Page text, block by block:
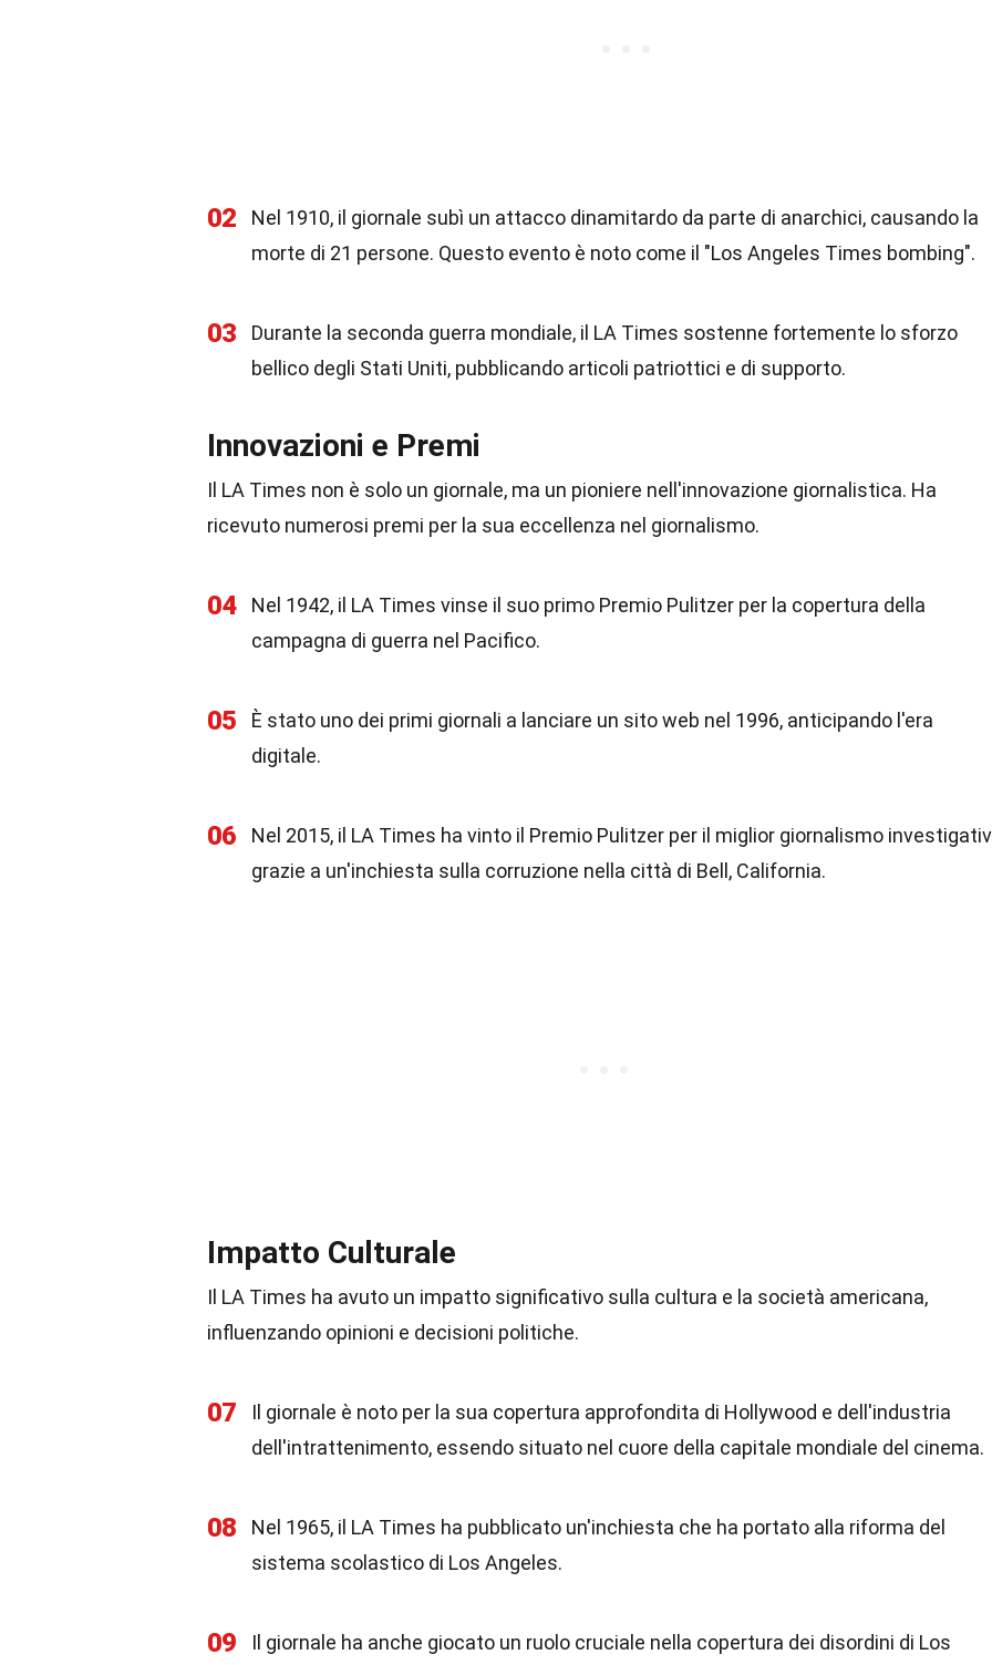
02
Nel 1910, il giornale subì un attacco dinamitardo da parte di anarchici, causando la
morte di 21 persone. Questo evento è noto come il "Los Angeles Times bombing".
03
Durante la seconda guerra mondiale, il LA Times sostenne fortemente lo sforzo
bellico degli Stati Uniti, pubblicando articoli patriottici e di supporto.
Innovazioni e Premi
Il LA Times non è solo un giornale, ma un pioniere nell'innovazione giornalistica. Ha
ricevuto numerosi premi per la sua eccellenza nel giornalismo.
04
Nel 1942, il LA Times vinse il suo primo Premio Pulitzer per la copertura della
campagna di guerra nel Pacifico.
05
È stato uno dei primi giornali a lanciare un sito web nel 1996, anticipando l'era
digitale.
06
Nel 2015, il LA Times ha vinto il Premio Pulitzer per il miglior giornalismo
grazie a un'inchiesta sulla corruzione nella città di Bell, California.
Impatto Culturale
Il LA Times ha avuto un impatto significativo sulla cultura e la società americana,
influenzando opinioni e decisioni politiche.
07
Il giornale è noto per la sua copertura approfondita di Hollywood e dell'industria
dell'intrattenimento, essendo situato nel cuore della capitale mondiale del cinema.
08
Nel 1965, il LA Times ha pubblicato un'inchiesta che ha portato alla riforma del
sistema scolastico di Los Angeles.
09
Il giornale ha anche giocato un ruolo cruciale nella copertura dei disordini di Los